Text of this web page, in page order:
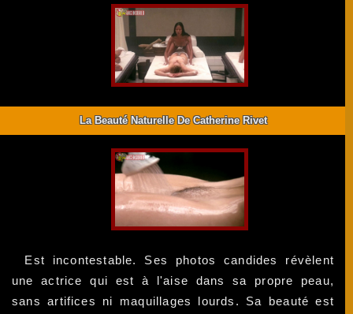
La Beauté Naturelle De Catherine Rivet
Est incontestable. Ses photos candides révèlent
une actrice qui est à l'aise dans sa propre peau,
sans artifices ni maquillages lourds. Sa beauté est